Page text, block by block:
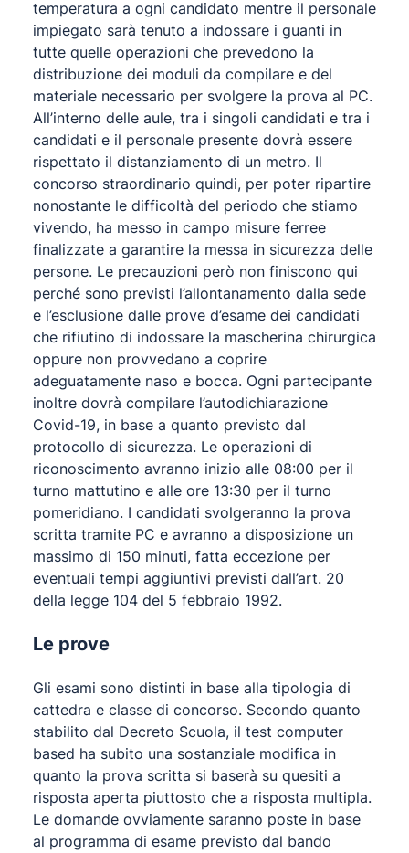
temperatura a ogni candidato mentre il personale
impiegato sarà tenuto a indossare i guanti in
tutte quelle operazioni che prevedono la
distribuzione dei moduli da compilare e del
materiale necessario per svolgere la prova al PC.
All’interno delle aule, tra i singoli candidati e tra i
candidati e il personale presente dovrà essere
rispettato il distanziamento di un metro. Il
concorso straordinario quindi, per poter ripartire
nonostante le difficoltà del periodo che stiamo
vivendo, ha messo in campo misure ferree
finalizzate a garantire la messa in sicurezza delle
persone. Le precauzioni però non finiscono qui
perché sono previsti l’allontanamento dalla sede
e l’esclusione dalle prove d’esame dei candidati
che rifiutino di indossare la mascherina chirurgica
oppure non provvedano a coprire
adeguatamente naso e bocca. Ogni partecipante
inoltre dovrà compilare l’autodichiarazione
Covid-19, in base a quanto previsto dal
protocollo di sicurezza. Le operazioni di
riconoscimento avranno inizio alle 08:00 per il
turno mattutino e alle ore 13:30 per il turno
pomeridiano. I candidati svolgeranno la prova
scritta tramite PC e avranno a disposizione un
massimo di 150 minuti, fatta eccezione per
eventuali tempi aggiuntivi previsti dall’art. 20
della legge 104 del 5 febbraio 1992.
Le prove
Gli esami sono distinti in base alla tipologia di
cattedra e classe di concorso. Secondo quanto
stabilito dal Decreto Scuola, il test computer
based ha subito una sostanziale modifica in
quanto la prova scritta si baserà su quesiti a
risposta aperta piuttosto che a risposta multipla.
Le domande ovviamente saranno poste in base
al programma di esame previsto dal bando